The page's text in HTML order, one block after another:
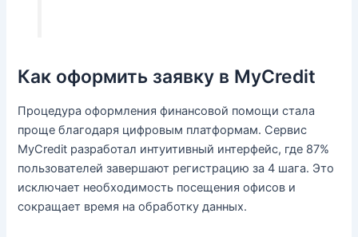
Как оформить заявку в MyCredit
Процедура оформления финансовой помощи стала
проще благодаря цифровым платформам. Сервис
MyCredit разработал интуитивный интерфейс, где 87%
пользователей завершают регистрацию за 4 шага. Это
исключает необходимость посещения офисов и
сокращает время на обработку данных.